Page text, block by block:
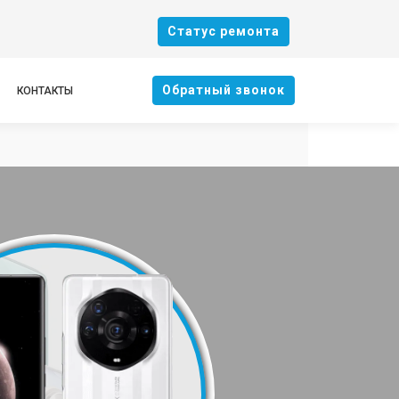
Cтатус ремонта
КОНТАКТЫ Oбратный звонок